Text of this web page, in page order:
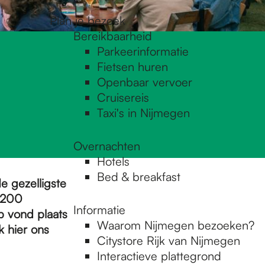
Plan je bezoek
Bereikbaarheid
Parkeerinformatie
Fietsen huren
Openbaar vervoer
Cruisereis
Taxi's in Nijmegen
Overnachten
Hotels
Bed & breakfast
Informatie
Waarom Nijmegen bezoeken?
Citystore Rijk van Nijmegen
Interactieve plattegrond
gezelligste
vond plaats
hier ons